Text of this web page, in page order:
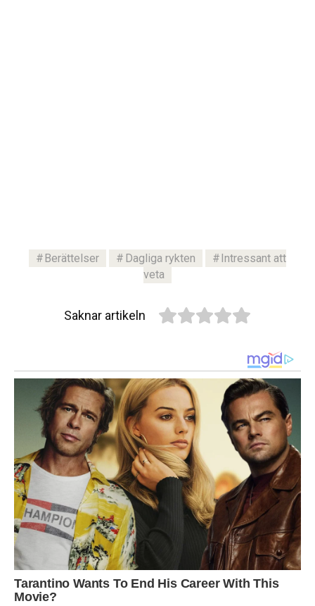
Berättelser Dagliga rykten
Intressant att
veta
Saknar artikeln